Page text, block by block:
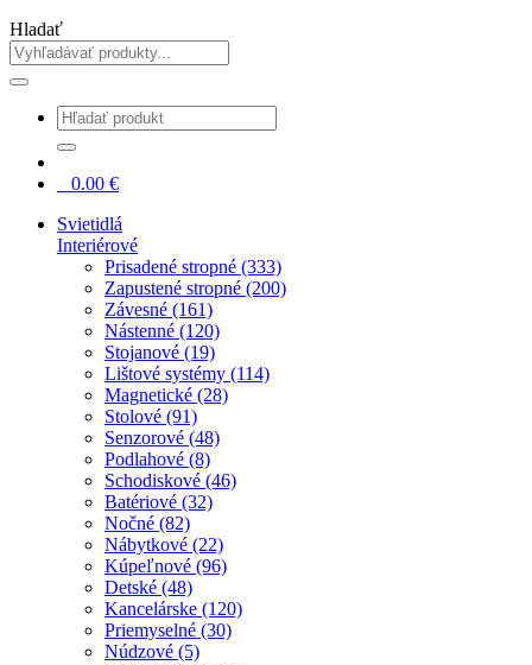
Hladať
0.00 €
Svietidlá
Interiérové
Prisadené stropné (333)
Zapustené stropné (200)
Závesné (161)
Nástenné (120)
Stojanové (19)
Lištové systémy (114)
Magnetické (28)
Stolové (91)
Senzorové (48)
Podlahové (8)
Schodiskové (46)
Batériové (32)
Nočné (82)
Nábytkové (22)
Kúpeľnové (96)
Detské (48)
Kancelárske (120)
Priemyselné (30)
Núdzové (5)